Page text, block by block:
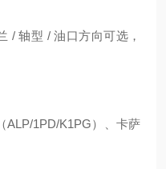
/ 轴型 / 油口方向可选，
ALP/1PD/K1PG）、卡萨